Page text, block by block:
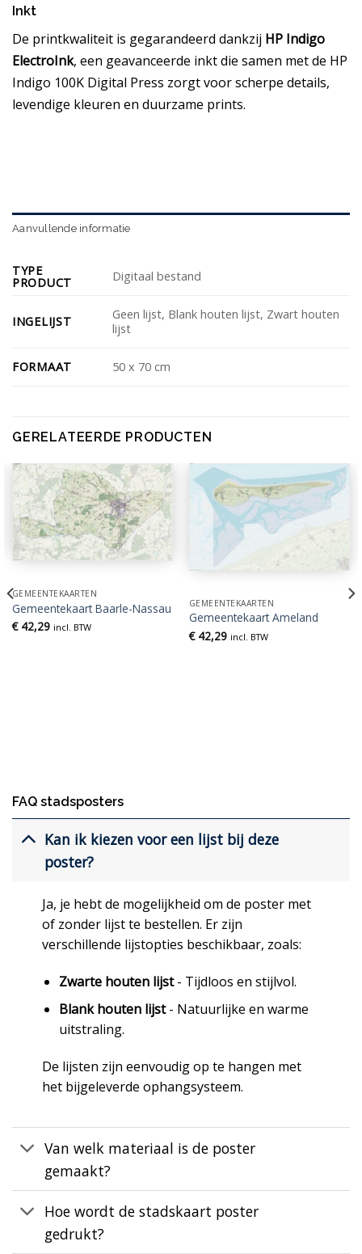
Inkt
De printkwaliteit is gegarandeerd dankzij HP Indigo
ElectroInk, een geavanceerde inkt die samen met de HP
Indigo 100K Digital Press zorgt voor scherpe details,
levendige kleuren en duurzame prints.
Aanvullende informatie
TYPE
PRODUCT Digitaal bestand
INGELIJST
Geen lijst, Blank houten lijst, Zwart houten
lijst
FORMAAT 50 x 70 cm
GERELATEERDE PRODUCTEN
GEMEENTEKAARTEN
Gemeentekaart Baarle-Nassau
€42,29 incl. BTW
GEMEENTEKAARTEN
Gemeentekaart Ameland
€42,29 incl. BTW
FAQ stadsposters
Kan ik kiezen voor een lijst bij deze
poster?
Ja, je hebt de mogelijkheid om de poster met
of zonder lijst te bestellen. Er zijn
verschillende lijstopties beschikbaar, zoals:
Zwarte houten lijst- Tijdloos en stijlvol.
Blank houten lijst- Natuurlijke en warme
uitstraling.
De lijsten zijn eenvoudig op te hangen met
het bijgeleverde ophangsysteem.
Van welk materiaal is de poster
gemaakt?
Hoe wordt de stadskaart poster
gedrukt?